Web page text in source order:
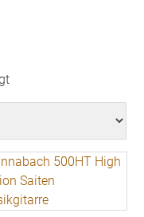
Nach
aufsteigend